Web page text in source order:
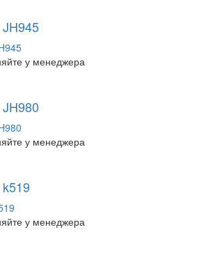
у менеджера
у менеджера
у менеджера